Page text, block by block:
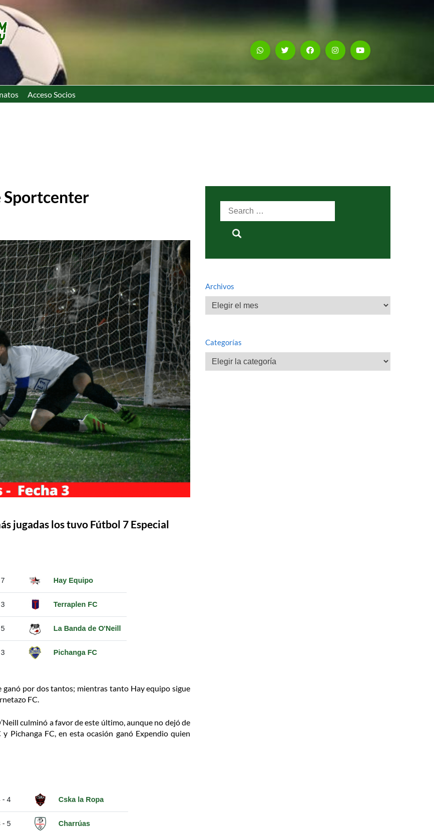
Acceso Socios
Sportcenter
jugadas los tuvo Fútbol 7 Especial
por dos tantos; mientras tanto Hay equipo sigue
FC.
culminó a favor de este último, aunque no dejó de
Pichanga FC, en esta ocasión ganó Expendio quien
Search
for:
Archivos
Archivos
Categorías
Categorías